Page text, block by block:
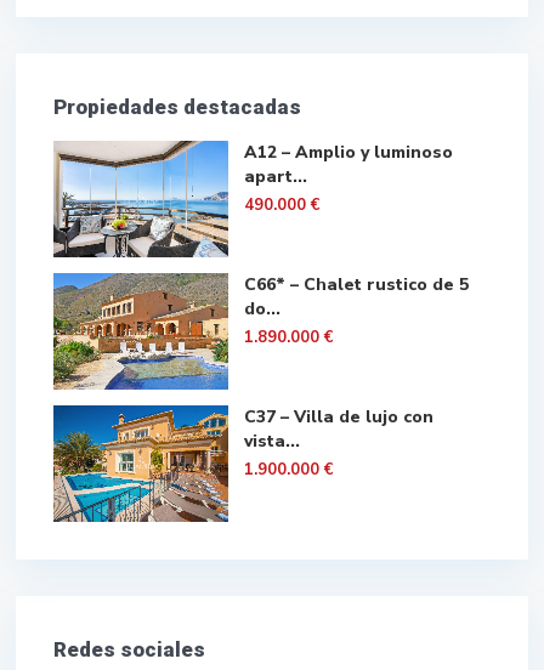
Propiedades destacadas
A12 – Amplio y luminoso
apart...
490.000 €
C66* – Chalet rustico de 5
do...
1.890.000 €
C37 – Villa de lujo con
vista...
1.900.000 €
Redes sociales